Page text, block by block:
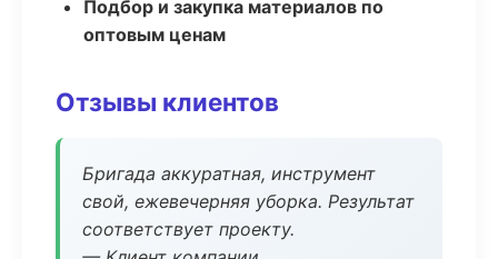
Подбор и закупка материалов по
оптовым ценам
Отзывы клиентов
Бригада аккуратная, инструмент
свой, ежевечерняя уборка. Результат
соответствует проекту.